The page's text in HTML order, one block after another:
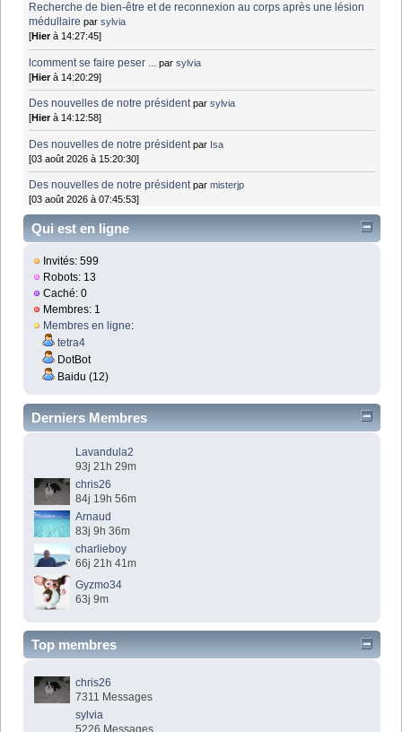
Recherche de bien-être et de reconnexion au corps après une lésion
médullaire parsylvia
[Hierà 14:27:45]
lcomment se faire peser ... parsylvia
[Hierà 14:20:29]
Des nouvelles de notre président parsylvia
[Hierà 14:12:58]
Des nouvelles de notre président par Isa
[03 août 2026 à 15:20:30]
Des nouvelles de notre président parmisterjp
[03 août 2026 à 07:45:53]
Qui est en ligne
Invités: 599
Robots: 13
Caché: 0
Membres: 1
Membres en ligne:
tetra4
DotBot
Baidu (12)
Derniers Membres
Lavandula2
93j 21h 29m
chris26
84j 19h 56m
Arnaud
83j 9h 36m
charlieboy
66j 21h 41m
Gyzmo34
63j 9m
Top membres
chris26
7311 Messages
sylvia